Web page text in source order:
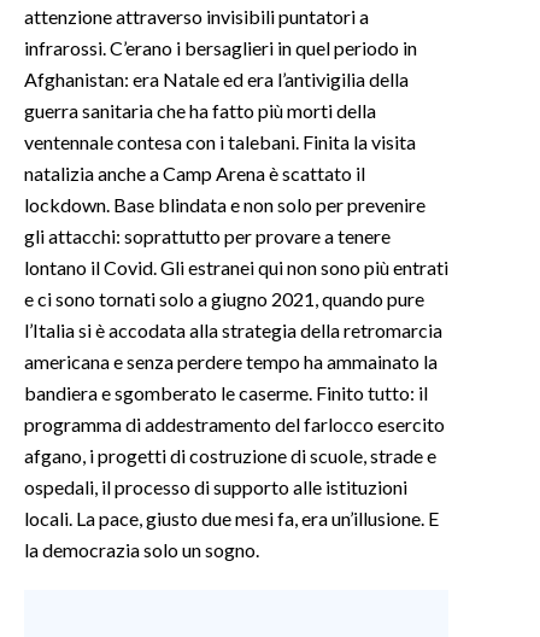
attenzione attraverso invisibili puntatori a
infrarossi. C’erano i bersaglieri in quel periodo in
Afghanistan: era Natale ed era l’antivigilia della
guerra sanitaria che ha fatto più morti della
ventennale contesa con i talebani. Finita la visita
natalizia anche a Camp Arena è scattato il
lockdown. Base blindata e non solo per prevenire
gli attacchi: soprattutto per provare a tenere
lontano il Covid. Gli estranei qui non sono più entrati
e ci sono tornati solo a giugno 2021, quando pure
l’Italia si è accodata alla strategia della retromarcia
americana e senza perdere tempo ha ammainato la
bandiera e sgomberato le caserme. Finito tutto: il
programma di addestramento del farlocco esercito
afgano, i progetti di costruzione di scuole, strade e
ospedali, il processo di supporto alle istituzioni
locali. La pace, giusto due mesi fa, era un’illusione. E
la democrazia solo un sogno.